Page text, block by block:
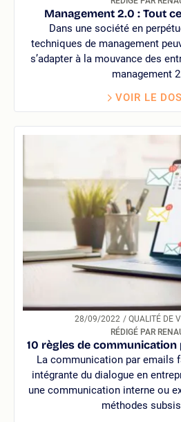
Management 2.0 : Tout
Dans une société en
techniques de management
s’adapter à la mouvance des
management
VOIR LE
28/09/2022
/ QUALITÉ DE
RÉDIGÉ PAR
10 règles de
La communication par emails
intégrante du dialogue en
une communication interne ou
méthodes